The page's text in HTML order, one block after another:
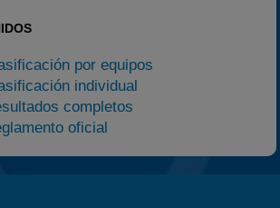
por equipos
individual
completos
oficial